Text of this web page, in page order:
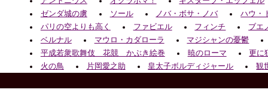
ゼンダ城の虜
ソール ノバ・ボサ・ノバ
ハウ・
パリの空よりも高く
ファビエル フィンチ
ブエ
ベルナル
マウロ・カダローラ
マジシャンの憂鬱
平成若衆歌舞伎 花競 かぶき絵巻
暁のローマ
更に
火の鳥
片岡愛之助 皇太子ボルディジャール 観